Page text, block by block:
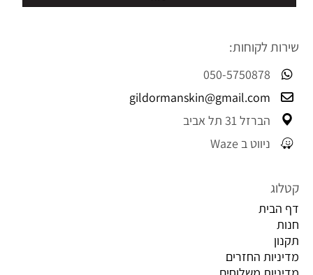
שירות לקוחות:
050-5750878
gildormanskin@gmail.com
הברזל 31 תל אביב
ניווט ב Waze
קטלוג
דף הבית
חנות
תקנון
מדיניות החזרים